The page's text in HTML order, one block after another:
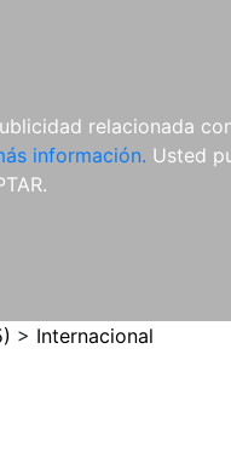
relacionada
información. Usted
CDS Y
DVDS
MATERIAL
> Internacional